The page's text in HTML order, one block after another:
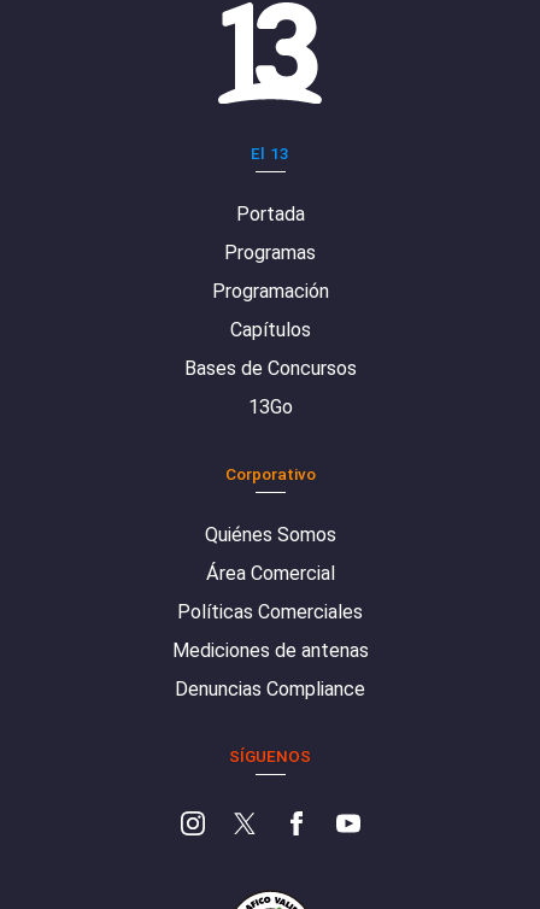
El 13
Portada
Programas
Programación
Capítulos
Bases de Concursos
13Go
Corporativo
Quiénes Somos
Área Comercial
Políticas Comerciales
Mediciones de antenas
Denuncias Compliance
SÍGUENOS